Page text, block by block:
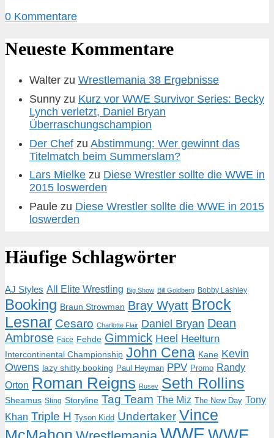
0 Kommentare
Neueste Kommentare
Walter zu Wrestlemania 38 Ergebnisse
Sunny zu Kurz vor WWE Survivor Series: Becky
Lynch verletzt, Daniel Bryan
Überraschungschampion
Der Chef zu Abstimmung: Wer gewinnt das
Titelmatch beim Summerslam?
Lars Mielke zu Diese Wrestler sollte die WWE in
2015 loswerden
Paule zu Diese Wrestler sollte die WWE in 2015
loswerden
Häufige Schlagwörter
AJ Styles All Elite Wrestling Big Show Bill Goldberg Bobby Lashley
Booking Braun Strowman Bray Wyatt Brock
Lesnar Cesaro Charlotte Flair Daniel Bryan Dean
Ambrose Face Fehde Gimmick Heel Heelturn
Intercontinental Championship John Cena Kane Kevin
Owens lazy shitty booking Paul Heyman PPV Promo Randy
Orton Roman Reigns Rusev Seth Rollins
Sheamus Sting Storyline Tag Team The Miz The New Day Tony
Khan Triple H Tyson Kidd Undertaker Vince